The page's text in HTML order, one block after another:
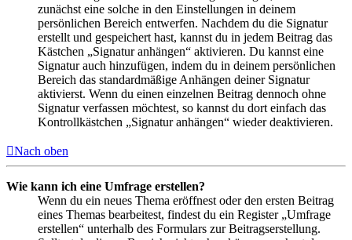
zunächst eine solche in den Einstellungen in deinem
persönlichen Bereich entwerfen. Nachdem du die Signatur
erstellt und gespeichert hast, kannst du in jedem Beitrag das
Kästchen „Signatur anhängen“ aktivieren. Du kannst eine
Signatur auch hinzufügen, indem du in deinem persönlichen
Bereich das standardmäßige Anhängen deiner Signatur
aktivierst. Wenn du einen einzelnen Beitrag dennoch ohne
Signatur verfassen möchtest, so kannst du dort einfach das
Kontrollkästchen „Signatur anhängen“ wieder deaktivieren.
Nach oben
Wie kann ich eine Umfrage erstellen?
Wenn du ein neues Thema eröffnest oder den ersten Beitrag
eines Themas bearbeitest, findest du ein Register „Umfrage
erstellen“ unterhalb des Formulars zur Beitragserstellung.